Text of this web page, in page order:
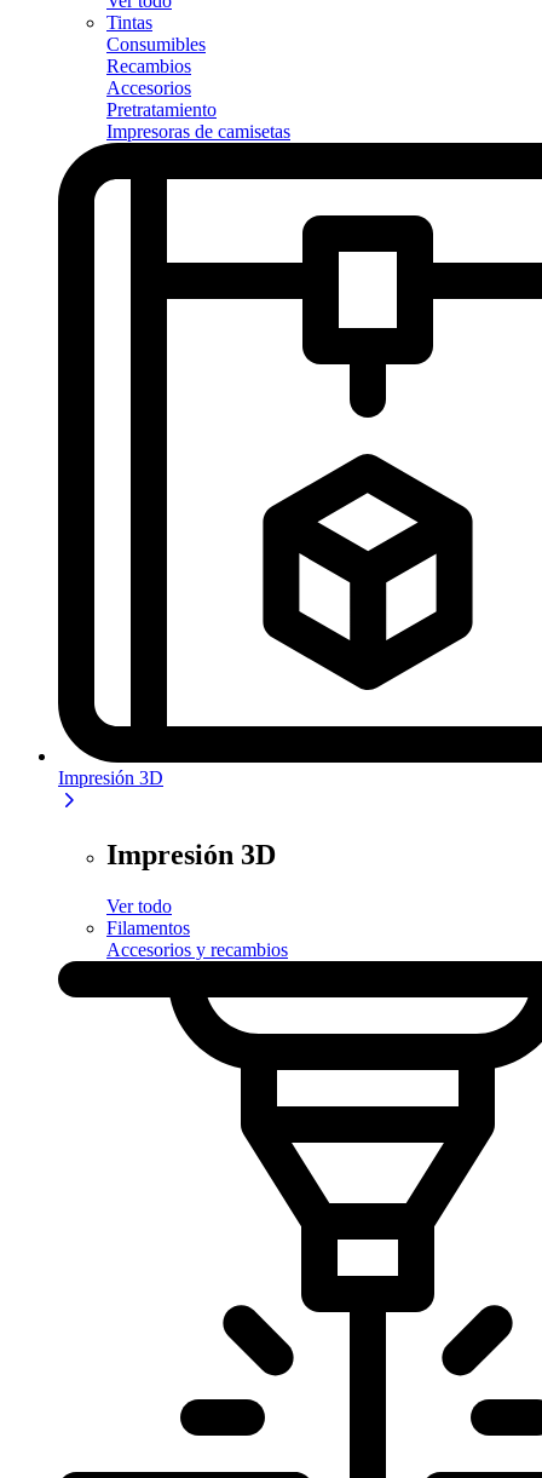
Tintas
Consumibles
Recambios
Accesorios
Pretratamiento
Impresoras de camisetas
Impresión 3D
Impresión 3D
Ver todo
Filamentos
Accesorios y recambios